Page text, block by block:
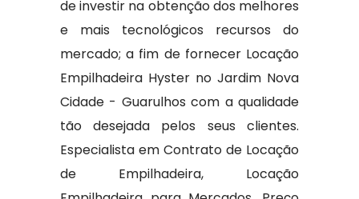
de investir na obtenção dos melhores
e mais tecnológicos recursos do
mercado; a fim de fornecer Locação
Empilhadeira Hyster no Jardim Nova
Cidade - Guarulhos com a qualidade
tão desejada pelos seus clientes.
Especialista em Contrato de Locação
de Empilhadeira, Locação